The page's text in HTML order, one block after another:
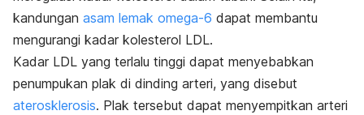
kandungan asam lemak omega-6 dapat membantu
mengurangi kadar kolesterol LDL.
Kadar LDL yang terlalu tinggi dapat menyebabkan
penumpukan plak di dinding arteri, yang disebut
aterosklerosis. Plak tersebut dapat menyempitkan arteri